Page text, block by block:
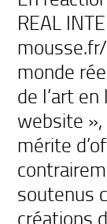
REAL
monde
de l’art
website
mérite
soutenus
créations